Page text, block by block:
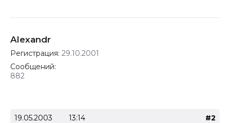
Alexandr
Регистрация: 29.10.2001
Сообщений:
882
19.05.2003 13:14 #2